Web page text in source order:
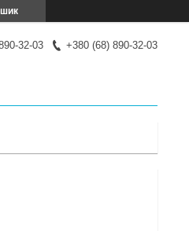
32-03 +380 (68) 890-32-03